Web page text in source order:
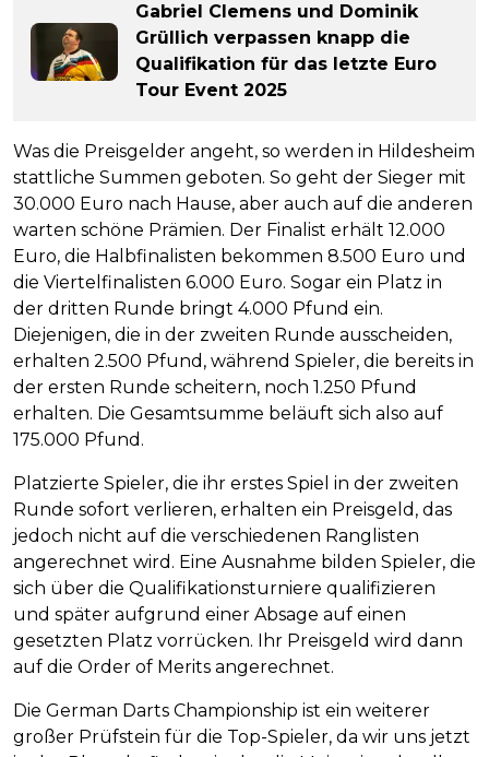
Gabriel Clemens und Dominik
Grüllich verpassen knapp die
Qualifikation für das letzte Euro
Tour Event 2025
Was die Preisgelder angeht, so werden in Hildesheim
stattliche Summen geboten. So geht der Sieger mit
30.000 Euro nach Hause, aber auch auf die anderen
warten schöne Prämien. Der Finalist erhält 12.000
Euro, die Halbfinalisten bekommen 8.500 Euro und
die Viertelfinalisten 6.000 Euro. Sogar ein Platz in
der dritten Runde bringt 4.000 Pfund ein.
Diejenigen, die in der zweiten Runde ausscheiden,
erhalten 2.500 Pfund, während Spieler, die bereits in
der ersten Runde scheitern, noch 1.250 Pfund
erhalten. Die Gesamtsumme beläuft sich also auf
175.000 Pfund.
Platzierte Spieler, die ihr erstes Spiel in der zweiten
Runde sofort verlieren, erhalten ein Preisgeld, das
jedoch nicht auf die verschiedenen Ranglisten
angerechnet wird. Eine Ausnahme bilden Spieler, die
sich über die Qualifikationsturniere qualifizieren
und später aufgrund einer Absage auf einen
gesetzten Platz vorrücken. Ihr Preisgeld wird dann
auf die Order of Merits angerechnet.
Die German Darts Championship ist ein weiterer
großer Prüfstein für die Top-Spieler, da wir uns jetzt